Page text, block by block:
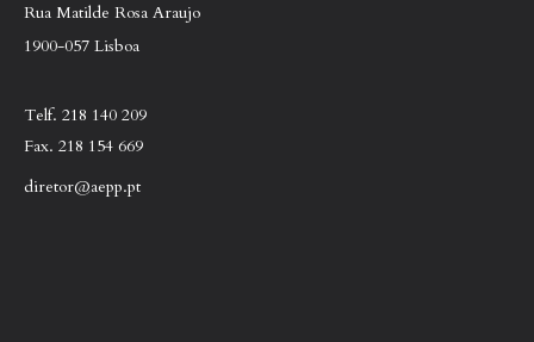
Rua Matilde Rosa Araujo
1900-057 Lisboa
Telf. 218 140 209
Fax. 218 154 669
diretor@aepp.pt